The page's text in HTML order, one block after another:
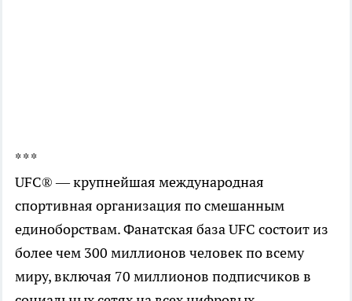
* * *
UFC® — крупнейшая международная
спортивная организация по смешанным
единоборствам. Фанатская база UFC состоит из
более чем 300 миллионов человек по всему
миру, включая 70 миллионов подписчиков в